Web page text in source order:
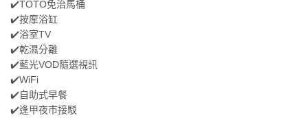
✔️TOTO免治馬桶
✔️按摩浴缸
✔️浴室TV
✔️乾濕分離
✔️藍光VOD隨選視訊
✔️WiFi
✔️自助式早餐
✔️逢甲夜市接駁